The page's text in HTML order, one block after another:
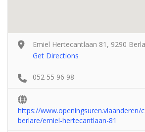
Emiel Hertecantlaan 81, 9290
Get Directions
052 55 96 98
https://www.openingsuren.vlaanderen/
berlare/emiel-hertecantlaan-81